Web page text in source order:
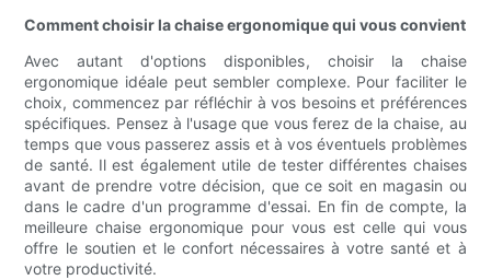
Comment choisir la chaise ergonomique qui vous convient
Avec autant d'options disponibles, choisir la chaise
ergonomique idéale peut sembler complexe. Pour faciliter le
choix, commencez par réfléchir à vos besoins et préférences
spécifiques. Pensez à l'usage que vous ferez de la chaise, au
temps que vous passerez assis et à vos éventuels problèmes
de santé. Il est également utile de tester différentes chaises
avant de prendre votre décision, que ce soit en magasin ou
dans le cadre d'un programme d'essai. En fin de compte, la
meilleure chaise ergonomique pour vous est celle qui vous
offre le soutien et le confort nécessaires à votre santé et à
votre productivité.